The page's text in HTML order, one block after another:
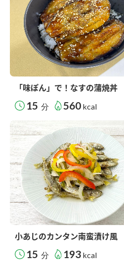
「味ぽん」で！なすの蒲焼丼
15 分 560 kcal
小あじのカンタン南蛮漬け風
15 分 193 kcal